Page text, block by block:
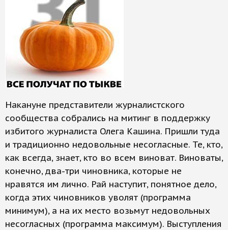
Накануне представители журналистского
сообщества собрались на митинг в поддержку
избитого журналиста Олега Кашина. Пришли туда
и традиционно недовольные несогласные. Те, кто,
как всегда, знает, кто во всем виноват. Виноваты,
конечно, два-три чиновника, которые не
нравятся им лично. Рай наступит, понятное дело,
когда этих чиновников уволят (программа
минимум), а на их место возьмут недовольных
несогласных (программа максимум). Выступления